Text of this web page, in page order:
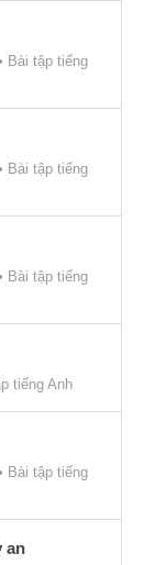
Bài tập tiếng
Bài tập tiếng
Bài tập tiếng
tiếng Anh
Bài tập tiếng
an